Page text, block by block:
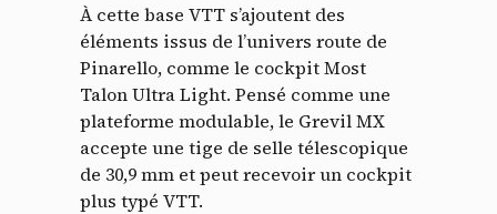
À cette base VTT s’ajoutent des
éléments issus de l’univers route de
Pinarello, comme le cockpit Most
Talon Ultra Light. Pensé comme une
plateforme modulable, le Grevil MX
accepte une tige de selle télescopique
de 30,9 mm et peut recevoir un cockpit
plus typé VTT.